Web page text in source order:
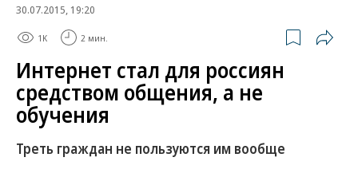
30.07.2015, 19:20
1K 2 мин.
Интернет стал для россиян
средством общения, а не
обучения
Треть граждан не пользуются им вообще